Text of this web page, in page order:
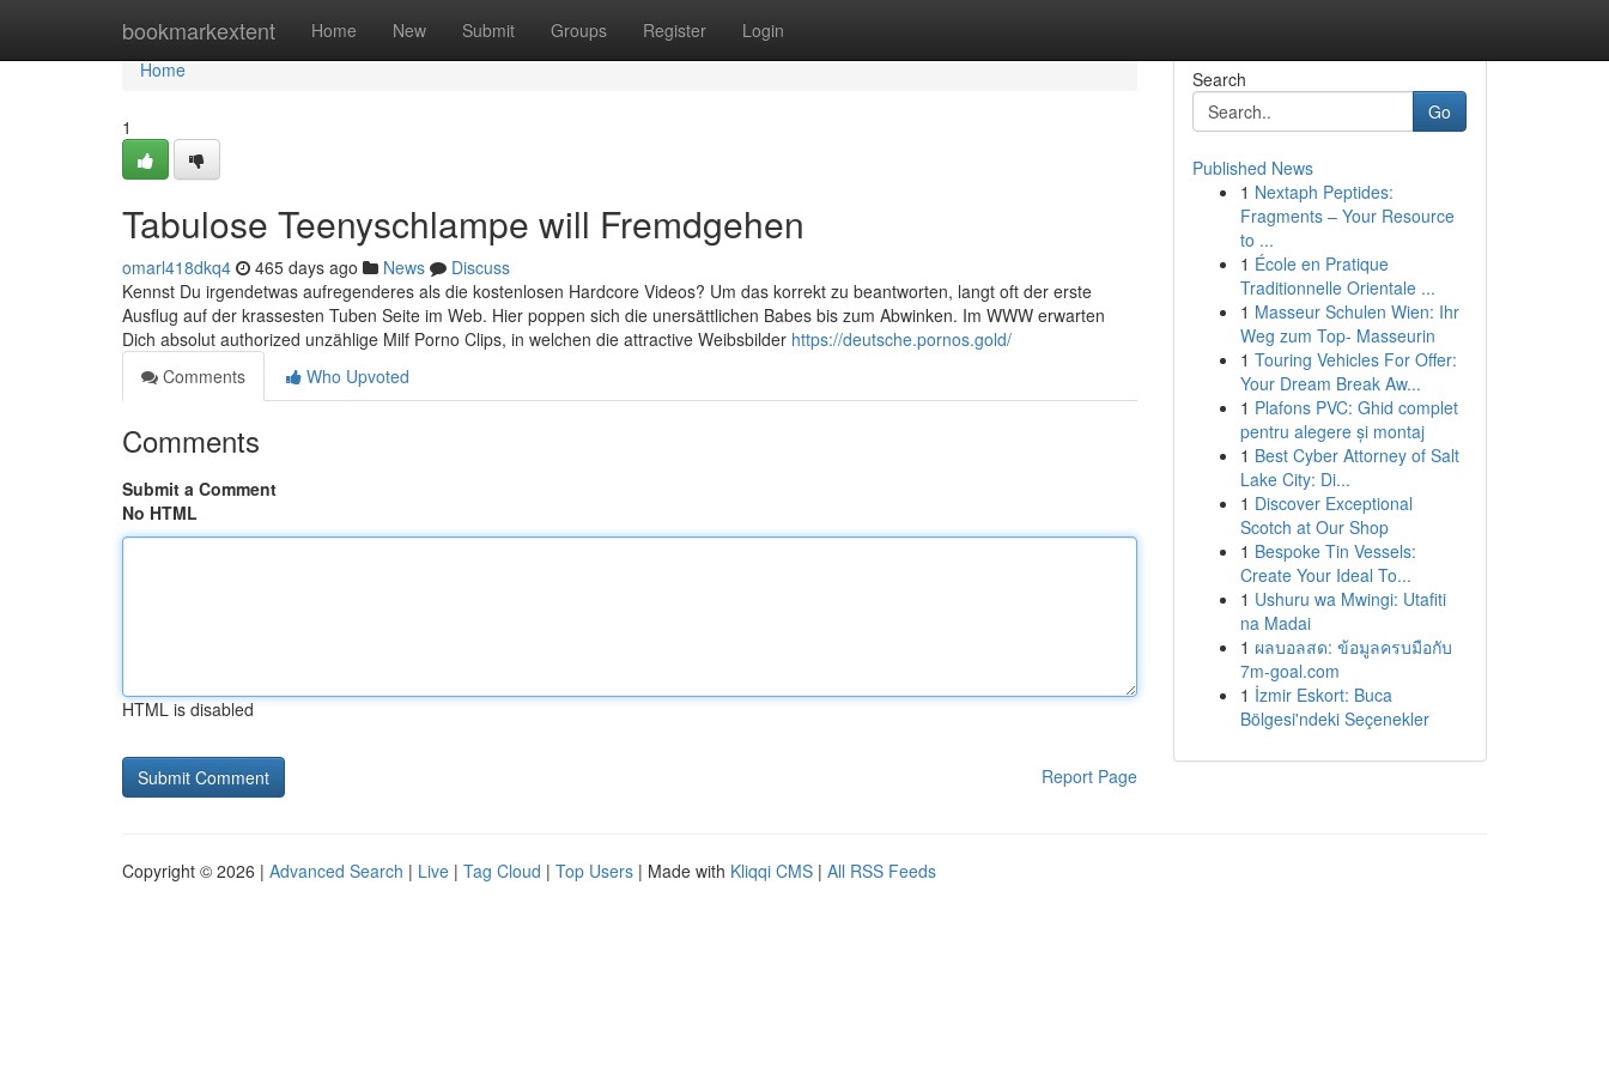
bookmarkextent Home New Submit Groups Register Login
Home
Home
1
Tabulose Teenyschlampe will Fremdgehen
omarl418dkq4 465 days ago News
Discuss
Kennst Du irgendetwas aufregenderes als die kostenlosen Hardcore Videos? Um das korrekt zu beantworten, langt oft der erste
Ausflug auf der krassesten Tuben Seite im Web. Hier poppen sich die unersättlichen Babes bis zum Abwinken. Im WWW erwarten
Dich absolut authorized unzählige Milf Porno Clips, in welchen die attractive Weibsbilder https://deutsche.pornos.gold/
Comments
Who Upvoted
Comments
Submit a Comment
No HTML
HTML is disabled
Report Page
Search
Go
Published News
1 Nextaph Peptides:
Fragments – Your Resource
to ...
1 École en Pratique
Traditionnelle Orientale ...
1 Masseur Schulen Wien: Ihr
Weg zum Top- Masseurin
1 Touring Vehicles For Offer:
Your Dream Break Aw...
1 Plafons PVC: Ghid complet
pentru alegere și montaj
1 Best Cyber Attorney of Salt
Lake City: Di...
1 Discover Exceptional
Scotch at Our Shop
1 Bespoke Tin Vessels:
Create Your Ideal To...
1 Ushuru wa Mwingi: Utafiti
na Madai
1 ผลบอลสด: ข้อมูลครบมือกับ
7m-goal.com
1 İzmir Eskort: Buca
Bölgesi'ndeki Seçenekler
Copyright © 2026 | Advanced Search | Live | Tag Cloud | Top Users | Made with Kliqqi CMS | All RSS Feeds